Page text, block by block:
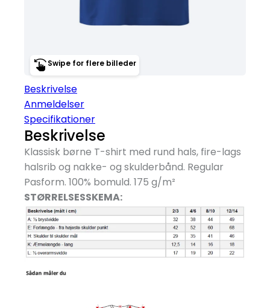
Swipe for flere billeder
Beskrivelse
Anmeldelser
Specifikationer
Beskrivelse
Klassisk børne T-shirt med rund hals, fire-lags
halsrib og nakke- og skulderbånd. Regular
Pasform. 100% bomuld. 175 g/m²
STØRRELSESSKEMA: